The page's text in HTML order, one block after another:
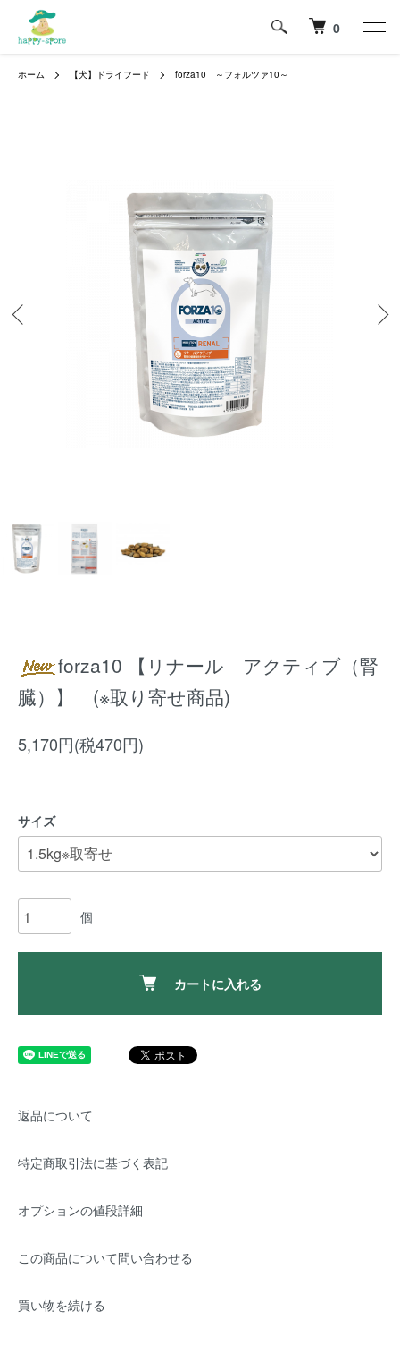
0
ホーム 【犬】ドライフード forza10 ～フォルツァ10～
forza10 【リナール アクティブ（腎
臓）】 (※取り寄せ商品)
5,170円(税470円)
サイズ
個
カートに入れる
返品について
特定商取引法に基づく表記
オプションの値段詳細
この商品について問い合わせる
買い物を続ける